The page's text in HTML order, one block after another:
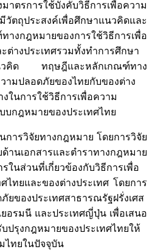
รใช้บังคับวิธีการเพื่อความ
ถุประสงค์เพื่อศึกษาแนวคิดและ
งกฎหมายของการใช้วิธีการเพื่อ
ต่างประเทศรวมทั้งทำการศึกษา
นวคิด ทฤษฎีและหลักเกณฑ์ทาง
ามปลอดภัยของไทยกับของต่าง
ในการใช้วิธีการเพื่อความ
บกฎหมายของประเทศไทย
จัยทางกฎหมาย โดยการวิจัย
นเอกสารและตำราทางกฎหมาย
ในส่วนที่เกี่ยวข้องกับวิธีการเพื่อ
ไทยและของต่างประเทศ โดยการ
ยของประเทศสาธารณรัฐฝรั่งเศส
อรมนี และประเทศญี่ปุ่น เพื่อเสนอ
ปรุงกฎหมายของประเทศไทยให้
ไทยในปัจจุบัน